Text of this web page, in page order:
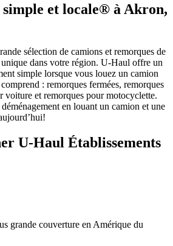
et locale® à Akron,
sélection de camions et remorques de
dans votre région. U-Haul offre un
simple lorsque vous louez un camion
: remorques fermées, remorques
voiture et remorques pour motocyclette.
en louant un camion et une
U-Haul Établissements
grande couverture en Amérique du